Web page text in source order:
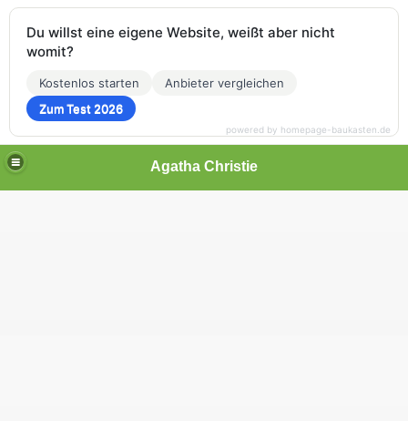
Agatha Christie
Du willst eine eigene Website, weißt aber nicht
womit?
Kostenlos starten
Anbieter vergleichen
Zum Test 2026
powered by homepage-baukasten.de